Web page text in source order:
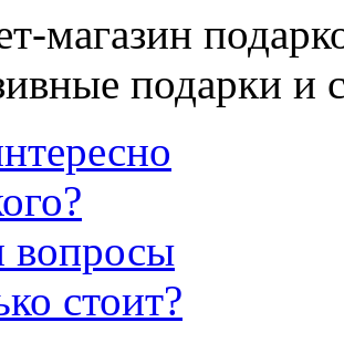
магазин
подарки и
стоит?